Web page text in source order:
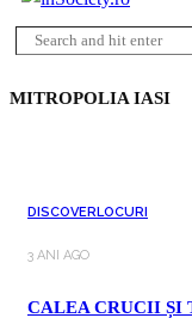
MITROPOLIA IASI
DISCOVERLOCURI
3 ANI AGO
CALEA CRUCII ȘI